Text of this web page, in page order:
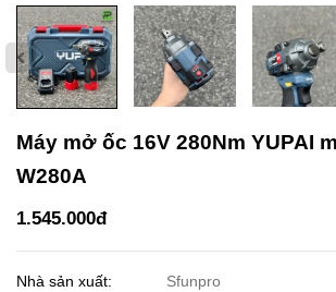
Máy mở ốc 16V 280Nm YUPAI
W280A
1.545.000đ
Nhà sản xuất: Sfunpro